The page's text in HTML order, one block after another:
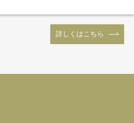
詳しくはこちら